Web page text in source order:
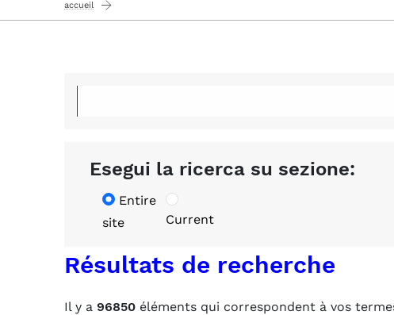
accueil
Esegui la ricerca su sezione:
Entire
site
Current
Résultats de recherche
Il y a 96850 éléments qui correspondent à vos